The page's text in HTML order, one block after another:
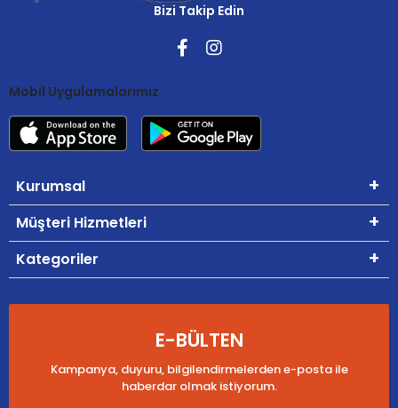
Bizi Takip Edin
Mobil Uygulamalarımız
Kurumsal
Müşteri Hizmetleri
Kategoriler
E-BÜLTEN
Kampanya, duyuru, bilgilendirmelerden e-posta ile
haberdar olmak istiyorum.